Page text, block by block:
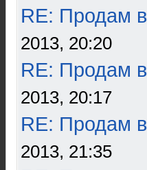
RE: Продам
2013, 20:20
RE: Продам
2013, 20:17
RE: Продам
2013, 21:35